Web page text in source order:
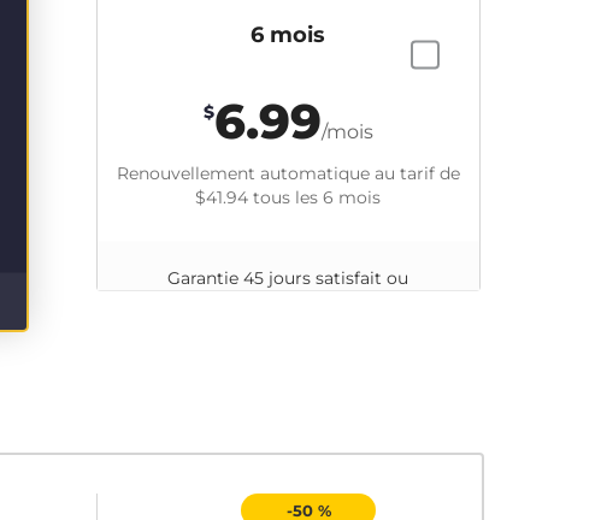
6 mois
$6.99/mois
Renouvellement automatique au tarif de
$41.94 tous les 6 mois
Garantie 45 jours satisfait ou
-50 %